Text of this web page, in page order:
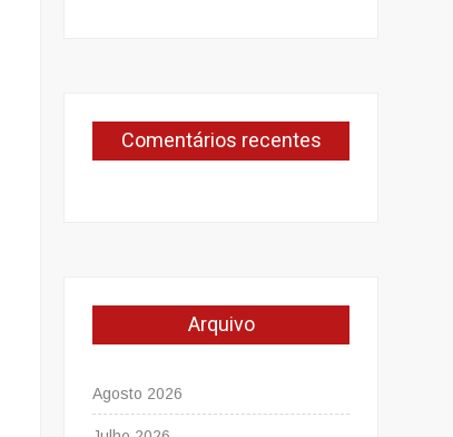
Comentários recentes
Arquivo
Agosto 2026